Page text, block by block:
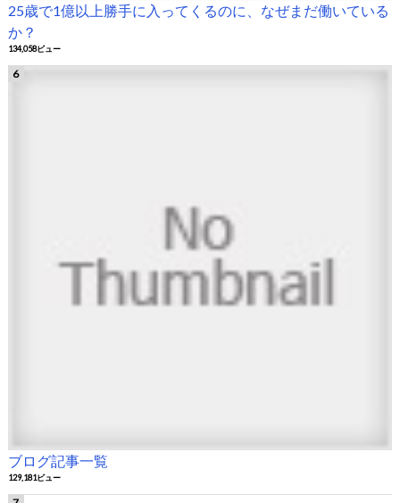
25歳で1億以上勝手に入ってくるのに、なぜまだ働いている
か？
134,058ビュー
ブログ記事一覧
129,181ビュー